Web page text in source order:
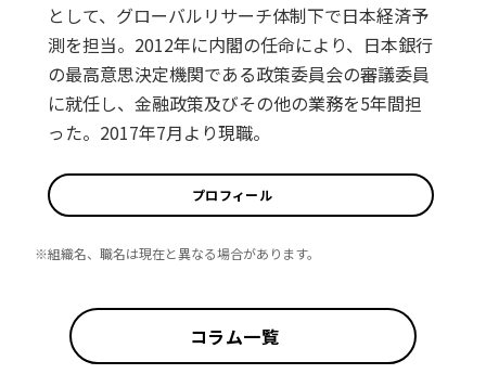
として、グローバルリサーチ体制下で日本経済予
測を担当。2012年に内閣の任命により、日本銀行
の最高意思決定機関である政策委員会の審議委員
に就任し、金融政策及びその他の業務を5年間担
った。2017年7月より現職。
プロフィール
※組織名、職名は現在と異なる場合があります。
コラム一覧